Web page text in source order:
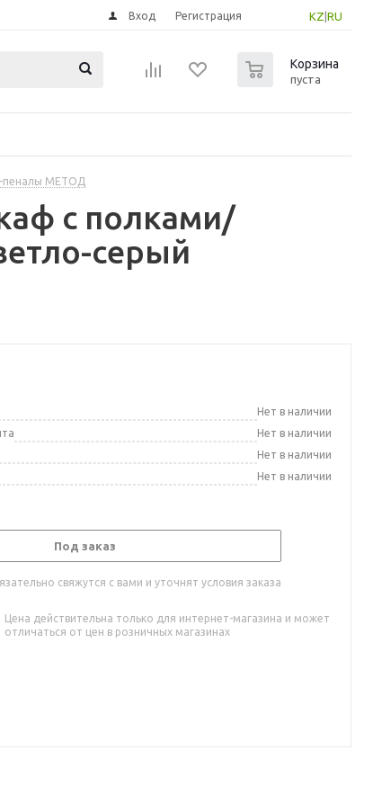
KZ RU
Вход Регистрация
Корзина
пуста
пеналы МЕТОД
с полками/
серый
Нет в наличии
Нет в наличии
Нет в наличии
Нет в наличии
Под заказ
свяжутся с вами и уточнят условия заказа
Цена действительна только для интернет-магазина и может
отличаться от цен в розничных магазинах